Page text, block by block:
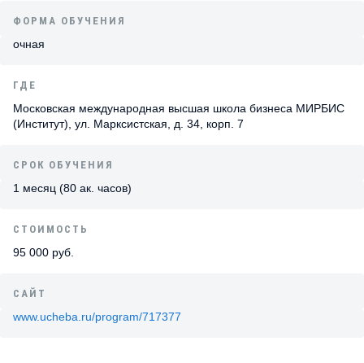
ФОРМА ОБУЧЕНИЯ
очная
ГДЕ
Московская международная высшая школа бизнеса МИРБИС
(Институт), ул. Марксистская, д. 34, корп. 7
СРОК ОБУЧЕНИЯ
1 месяц (80 ак. часов)
СТОИМОСТЬ
95 000 руб.
САЙТ
www.ucheba.ru/program/717377